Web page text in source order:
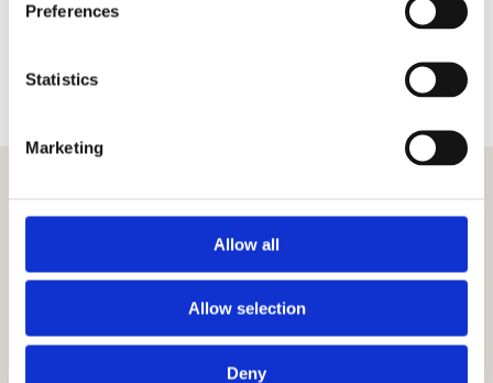
Preferences
Statistics
Marketing
Allow all
Allow selection
Deny
Verwandte Artikel